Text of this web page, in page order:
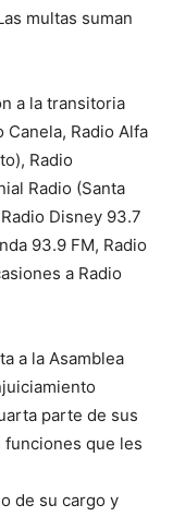
multas suman
a la transitoria
Canela, Radio Alfa
Radio
Radio (Santa
Disney 93.7
93.9 FM, Radio
a Radio
a la Asamblea
parte de sus
que les
de su cargo y